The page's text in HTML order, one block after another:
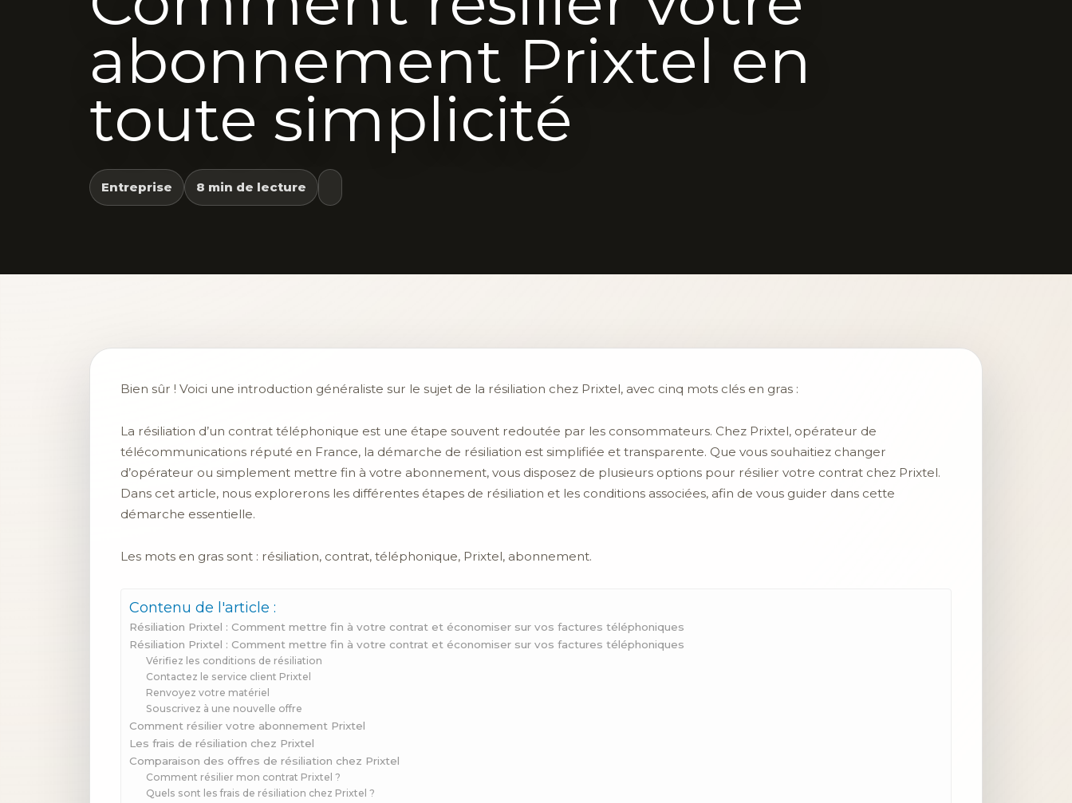
abonnement Prixtel en
toute simplicité
Entreprise 8 min de lecture
Bien sûr ! Voici une introduction généraliste sur le sujet de la résiliation chez Prixtel, avec cinq mots clés en gras :
La résiliation d’un contrat téléphonique est une étape souvent redoutée par les consommateurs. Chez Prixtel, opérateur de
télécommunications réputé en France, la démarche de résiliation est simplifiée et transparente. Que vous souhaitiez changer
d’opérateur ou simplement mettre fin à votre abonnement, vous disposez de plusieurs options pour résilier votre contrat chez Prixtel.
Dans cet article, nous explorerons les différentes étapes de résiliation et les conditions associées, afin de vous guider dans cette
démarche essentielle.
Les mots en gras sont : résiliation, contrat, téléphonique, Prixtel, abonnement.
Contenu de l'article :
Résiliation Prixtel : Comment mettre fin à votre contrat et économiser sur vos factures téléphoniques
Résiliation Prixtel : Comment mettre fin à votre contrat et économiser sur vos factures téléphoniques
Vérifiez les conditions de résiliation
Contactez le service client Prixtel
Renvoyez votre matériel
Souscrivez à une nouvelle offre
Comment résilier votre abonnement Prixtel
Les frais de résiliation chez Prixtel
Comparaison des offres de résiliation chez Prixtel
Comment résilier mon contrat Prixtel ?
Quels sont les frais de résiliation chez Prixtel ?